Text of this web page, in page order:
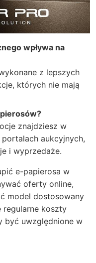
wpływa na
z lepszych
których nie mają
znajdziesz w
aukcyjnych,
i wyprzedaże.
e-papierosa w
oferty online,
model dostosowany
regularne koszty
być uwzględnione w